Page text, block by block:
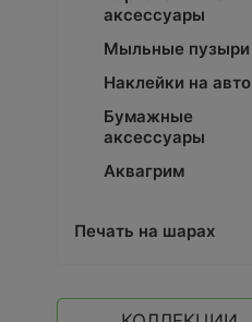
аксессуары
Мыльные пузыри
Наклейки на авто
Бумажные
аксессуары
Аквагрим
Печать на шарах